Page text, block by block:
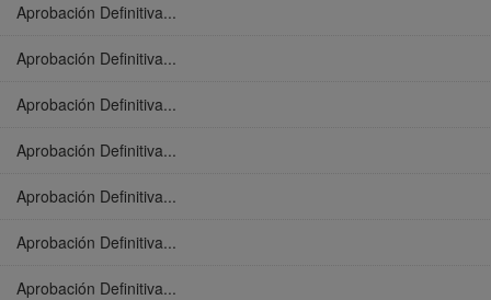
Aprobación Definitiva...
Aprobación Definitiva...
Aprobación Definitiva...
Aprobación Definitiva...
Aprobación Definitiva...
Aprobación Definitiva...
Aprobación Definitiva...